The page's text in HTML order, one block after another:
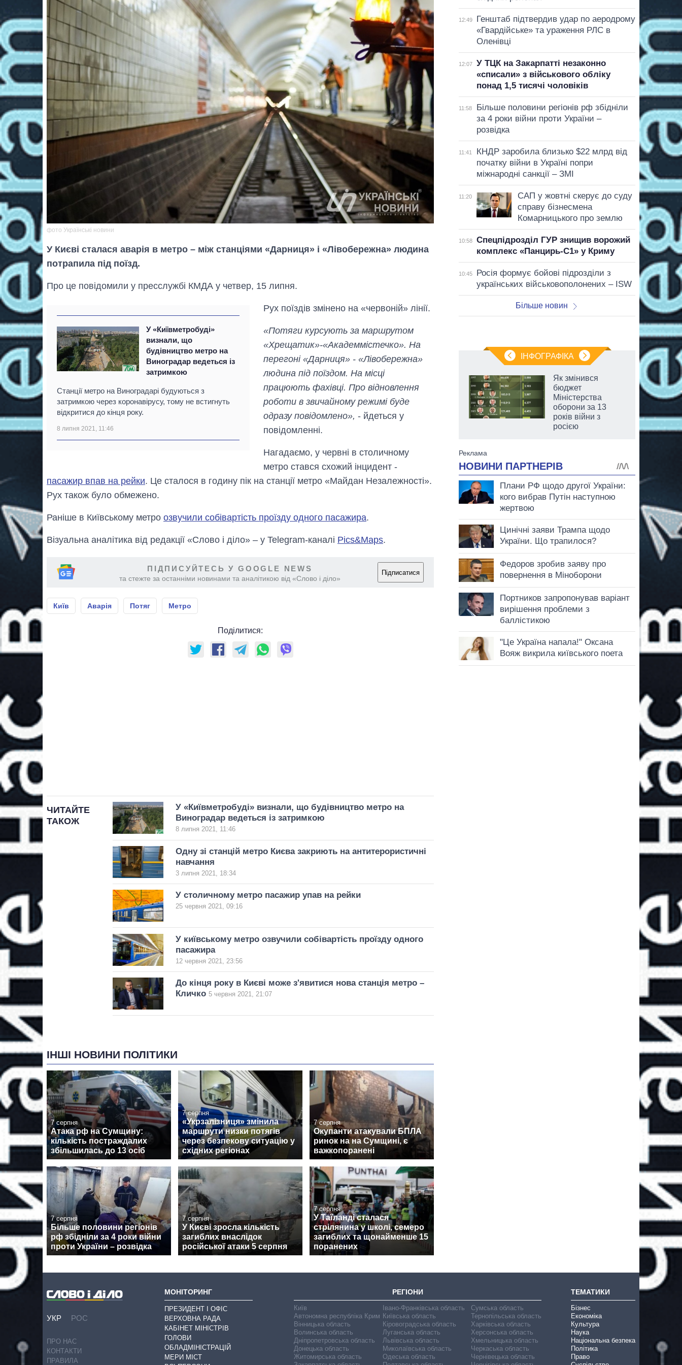
фото Українські новини
У Києві сталася аварія в метро – між станціями «Дарниця» і «Лівобережна» людина
потрапила під поїзд.
Про це повідомили у пресслужбі КМДА у четвер, 15 липня.
У «Київметробуді»
визнали, що
будівництво метро на
Виноградар ведеться із
затримкою
Станції метро на Виноградарі будуються з
затримкою через коронавірусу, тому не встигнуть
відкритися до кінця року.
8 липня 2021, 11:46
Рух поїздів змінено на «червоній» лінії.
«Потяги курсують за маршрутом
«Хрещатик»-«Академмістечко». На
перегоні «Дарниця» - «Лівобережна»
людина під поїздом. На місці
працюють фахівці. Про відновлення
роботи в звичайному режимі буде
одразу повідомлено», - йдеться у
повідомленні.
Нагадаємо, у червні в столичному
метро стався схожий інцидент -
пасажир впав на рейки. Це сталося в годину пік на станції метро «Майдан Незалежності».
Рух також було обмежено.
Раніше в Київському метро озвучили собівартість проїзду одного пасажира.
Візуальна аналітика від редакції «Слово і діло» – у Telegram-каналі Pics&Maps.
ПІДПИСУЙТЕСЬ У GOOGLE NEWS
та стежте за останніми новинами та аналітикою від «Слово і діло»
Підписатися
Київ Аварія Потяг Метро
Поділитися:
ЧИТАЙТЕ
ТАКОЖ
У «Київметробуді» визнали, що будівництво метро на
Виноградар ведеться із затримкою
8 липня 2021, 11:46
Одну зі станцій метро Києва закриють на антитерористичні
навчання
3 липня 2021, 18:34
У столичному метро пасажир упав на рейки
25 червня 2021, 09:16
У київському метро озвучили собівартість проїзду одного
пасажира
12 червня 2021, 23:56
До кінця року в Києві може з'явитися нова станція метро –
Кличко 5 червня 2021, 21:07
ІНШІ НОВИНИ ПОЛІТИКИ
7 серпня
Атака рф на Сумщину:
кількість постраждалих
збільшилась до 13 осіб
7 серпня
«Укрзалізниця» змінила
маршрути низки потягів
через безпекову ситуацію у
східних регіонах
7 серпня
Окупанти атакували БПЛА
ринок на на Сумщині, є
важкопоранені
7 серпня
Більше половини регіонів
рф збідніли за 4 роки війни
проти України – розвідка
7 серпня
У Києві зросла кількість
загиблих внаслідок
російської атаки 5 серпня
7 серпня
У Таїланді сталася
стрілянина у школі, семеро
загиблих та щонайменше 15
поранених
12:49
Генштаб підтвердив удар по аеродрому
«Гвардійське» та ураження РЛС в
Оленівці
12:07
У ТЦК на Закарпатті незаконно
«списали» з військового обліку
понад 1,5 тисячі чоловіків
11:58
Більше половини регіонів рф збідніли
за 4 роки війни проти України –
розвідка
11:41
КНДР заробила близько $22 млрд від
початку війни в Україні попри
міжнародні санкції – ЗМІ
11:20
САП у жовтні скерує до суду
справу бізнесмена
Комарницького про землю
10:58
Спецпідрозділ ГУР знищив ворожий
комплекс «Панцирь-С1» у Криму
10:45
Росія формує бойові підрозділи з
українських військовополонених – ISW
Більше новин
ІНФОГРАФІКА
Як зросли тарифи
на холодну воду у
містах України на
початок серпня
Як змінився
бюджет
Міністерства
оборони за 13
років війни з
росією
УКР РОС
ПРО НАС
КОНТАКТИ
ПРАВИЛА
МОНІТОРИНГ
ПРЕЗИДЕНТ І ОФІС
ВЕРХОВНА РАДА
КАБІНЕТ МІНІСТРІВ
ГОЛОВИ
ОБЛАДМІНІСТРАЦІЙ
МЕРИ МІСТ
РЕГІОНИ
Київ
Автономна республіка Крим
Вінницька область
Волинська область
Дніпропетровська область
Донецька область
Житомирська область
Івано-Франківська область
Київська область
Кіровоградська область
Луганська область
Львівська область
Миколаївська область
Одеська область
Сумська область
Тернопільська область
Харківська область
Херсонська область
Хмельницька область
Черкаська область
Чернівецька область
ТЕМАТИКИ
Бізнес
Економіка
Культура
Наука
Національна безпека
Політика
Право